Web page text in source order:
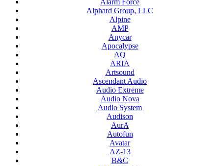
Alarm Force
Alphard Group, LLC
Alpine
AMP
Anycar
Apocalypse
AQ
ARIA
Artsound
Ascendant Audio
Audio Extreme
Audio Nova
Audio System
Audison
AurA
Autofun
Avatar
AZ-13
B&C